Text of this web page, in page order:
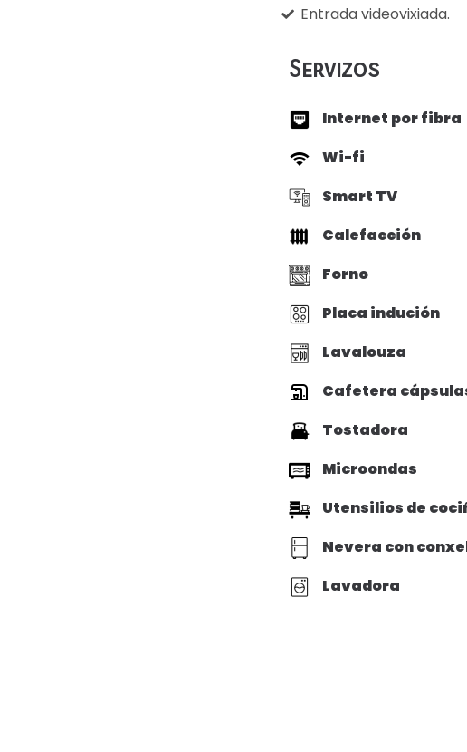
Entrada videovixiada.
Servizos
Internet por fibra
Wi-fi
Smart TV
Calefacción
Forno
Placa indución
Lavalouza
Cafetera
Tostadora
Microondas
Utensilios de
Nevera con
Lavadora